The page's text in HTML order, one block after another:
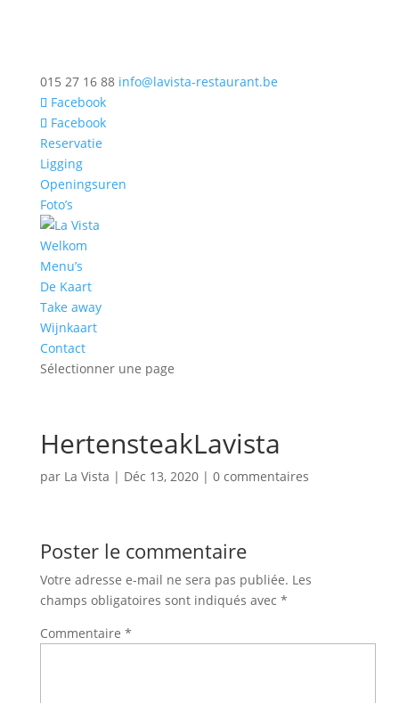
015 27 16 88 info@lavista-restaurant.be
Facebook
Facebook
Reservatie
Ligging
Openingsuren
Foto’s
Welkom
Menu’s
De Kaart
Take away
Wijnkaart
Contact
Sélectionner une page
HertensteakLavista
par La Vista | Déc 13, 2020| 0 commentaires
Poster le commentaire
Votre adresse e-mail ne sera pas publiée. Les
champs obligatoires sont indiqués avec *
Commentaire *